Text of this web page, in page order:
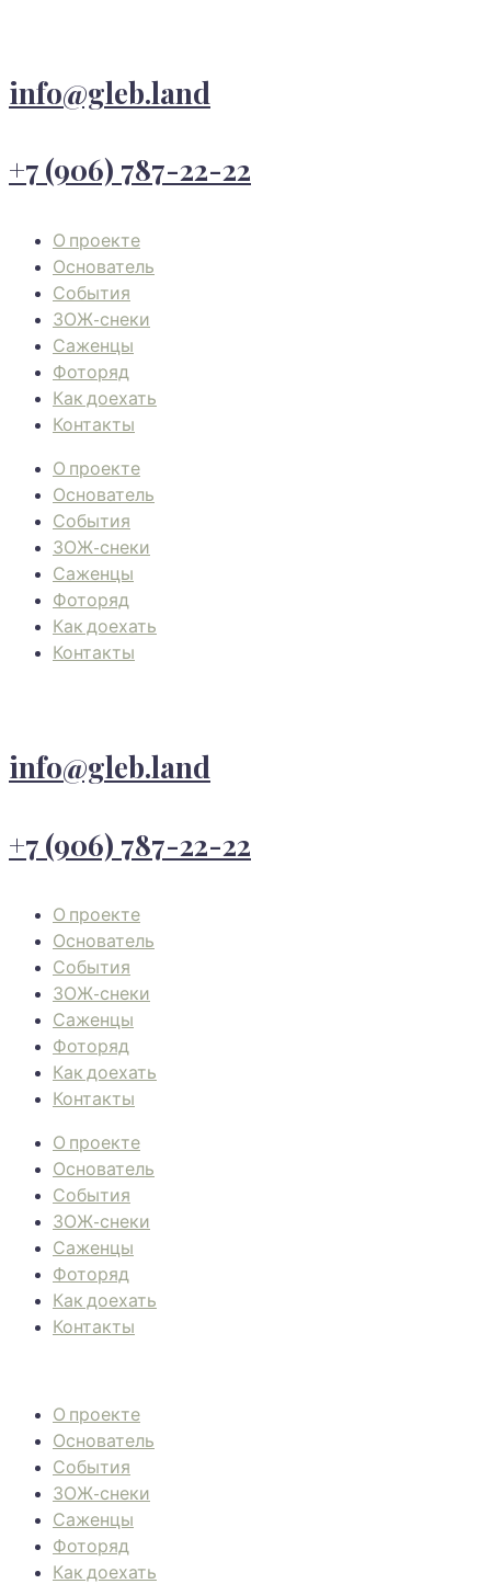
info@gleb.land
+7 (906) 787-22-22
О проекте
Основатель
События
ЗОЖ-снеки
Саженцы
Фоторяд
Как доехать
Контакты
О проекте
Основатель
События
ЗОЖ-снеки
Саженцы
Фоторяд
Как доехать
Контакты
info@gleb.land
+7 (906) 787-22-22
О проекте
Основатель
События
ЗОЖ-снеки
Саженцы
Фоторяд
Как доехать
Контакты
О проекте
Основатель
События
ЗОЖ-снеки
Саженцы
Фоторяд
Как доехать
Контакты
О проекте
Основатель
События
ЗОЖ-снеки
Саженцы
Фоторяд
Как доехать